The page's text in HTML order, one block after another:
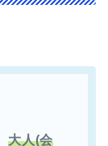
、大人(会